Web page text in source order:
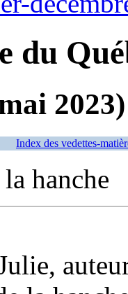
du
2023)
Index des vedettes-
hanche